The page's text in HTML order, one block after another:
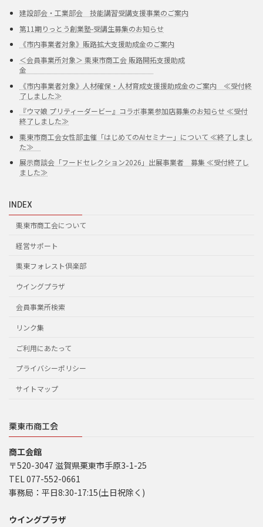
建設部会・工業部会 技能講習受講支援事業のご案内
第11期りっとう創業塾-受講生募集のお知らせ
《市内事業者対象》販路拡大支援助成金のご案内
＜会員事業所対象＞ 栗東市商工会 販路開拓支援助成
金
《市内事業者対象》人材確保・人材育成支援援助成金のご案内 ≪受付終
了しました≫
『ウマ娘 プリティーダービー』コラボ事業参加店募集のお知らせ ≪受付
終了しました≫
栗東市商工会女性部主催「はじめてのAIセミナー」について ≪終了しまし
た≫
展示商談会「フードセレクション2026」出展事業者 募集 ≪受付終了し
ました≫
INDEX
栗東市商工会について
経営サポート
栗東フォレスト倶楽部
ウイングプラザ
会員事業所検索
リンク集
ご利用にあたって
プライバシーポリシー
サイトマップ
栗東市商工会
商工会館
〒520-3047 滋賀県栗東市手原3-1-25
TEL 077-552-0661
事務局：平日8:30-17:15(土日祝除く)
ウイングプラザ